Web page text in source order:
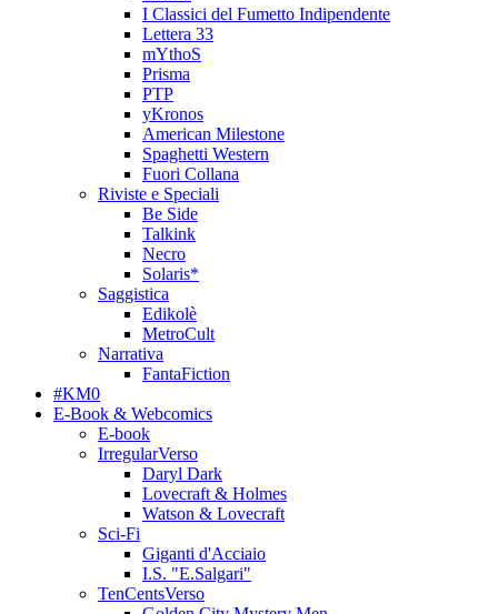
I Classici del Fumetto Indipendente
Lettera 33
mYthoS
Prisma
PTP
yKronos
American Milestone
Spaghetti Western
Fuori Collana
Riviste e Speciali
Be Side
Talkink
Necro
Solaris*
Saggistica
Edikolè
MetroCult
Narrativa
FantaFiction
#KM0
E-Book & Webcomics
E-book
IrregularVerso
Daryl Dark
Lovecraft & Holmes
Watson & Lovecraft
Sci-Fi
Giganti d'Acciaio
I.S. "E.Salgari"
TenCentsVerso